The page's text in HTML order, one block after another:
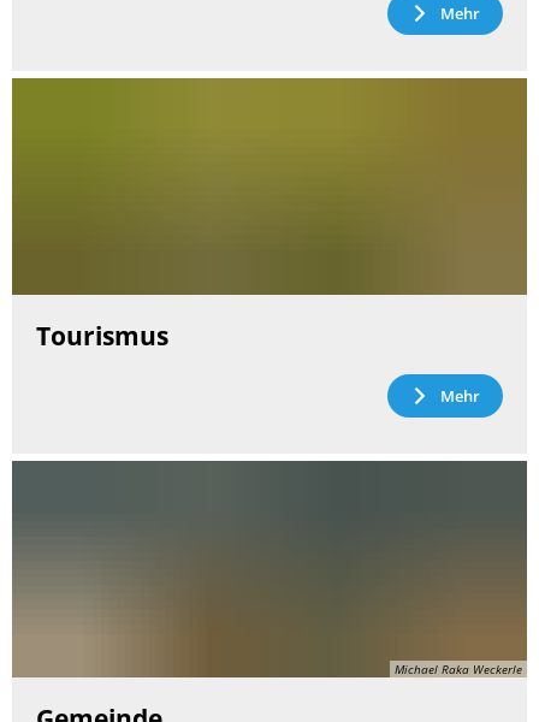
Mehr
Tourismus
Mehr
Michael Raka Weckerle